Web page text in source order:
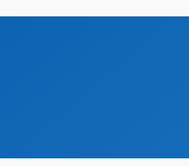
高速乗合バス